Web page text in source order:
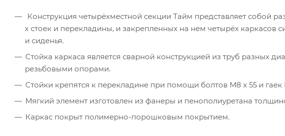
Конструкция четырёхместной секции Тайм представляет собой
х стоек и перекладины, и закрепленных на нем четырёх каркасов
и сиденья.
Стойка каркаса является сварной конструкцией из труб разных
резьбовыми опорами.
Стойки крепятся к перекладине при помощи болтов М8 х 55 и
Мягкий элемент изготовлен из фанеры и пенополиуретана
Каркас покрыт полимерно-порошковым покрытием.